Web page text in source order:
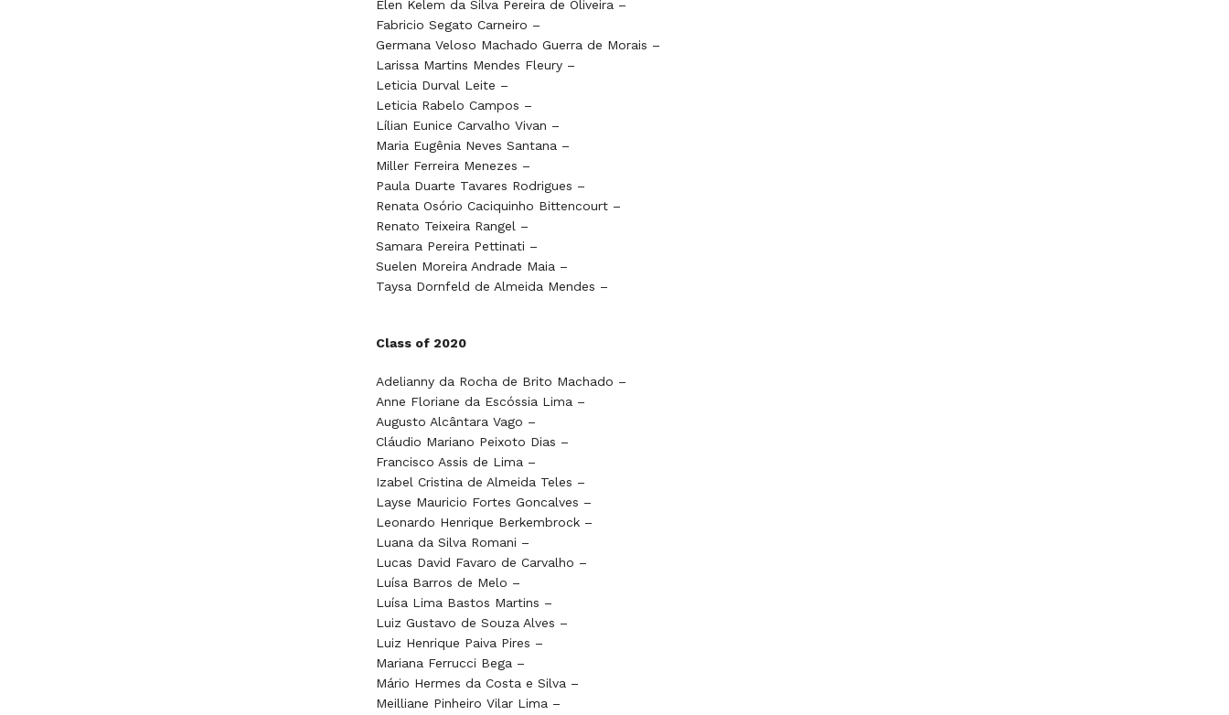
Elen Kelem da Silva Pereira de Oliveira –
Fabricio Segato Carneiro –
Germana Veloso Machado Guerra de Morais –
Larissa Martins Mendes Fleury –
Leticia Durval Leite –
Leticia Rabelo Campos –
Lílian Eunice Carvalho Vivan –
Maria Eugênia Neves Santana –
Miller Ferreira Menezes –
Paula Duarte Tavares Rodrigues –
Renata Osório Caciquinho Bittencourt –
Renato Teixeira Rangel –
Samara Pereira Pettinati –
Suelen Moreira Andrade Maia –
Taysa Dornfeld de Almeida Mendes –
Class of 2020
Adelianny da Rocha de Brito Machado –
Anne Floriane da Escóssia Lima –
Augusto Alcântara Vago –
Cláudio Mariano Peixoto Dias –
Francisco Assis de Lima –
Izabel Cristina de Almeida Teles –
Layse Mauricio Fortes Goncalves –
Leonardo Henrique Berkembrock –
Luana da Silva Romani –
Lucas David Favaro de Carvalho –
Luísa Barros de Melo –
Luísa Lima Bastos Martins –
Luiz Gustavo de Souza Alves –
Luiz Henrique Paiva Pires –
Mariana Ferrucci Bega –
Mário Hermes da Costa e Silva –
Meilliane Pinheiro Vilar Lima –